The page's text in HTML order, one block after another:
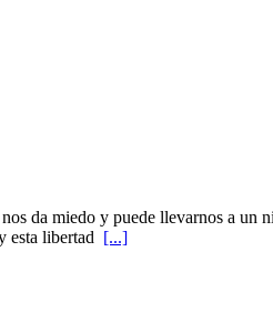
da miedo y puede llevarnos a
esta libertad [...]